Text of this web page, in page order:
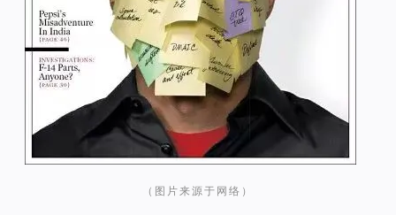
（图片来源于网络）